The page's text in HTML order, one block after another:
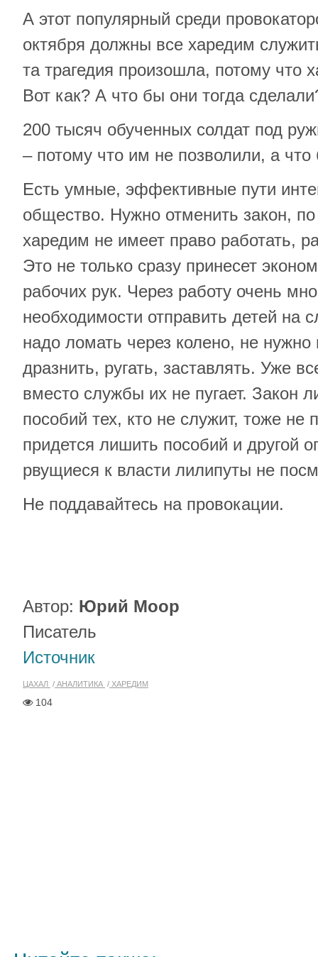
А этот популярный среди
октября должны все харедим
та трагедия произошла, потому что
Вот как? А что бы они тогда
200 тысяч обученных солдат под
– потому что им не позволили, а
Есть умные, эффективные пути
общество. Нужно отменить закон,
харедим не имеет право работать,
Это не только сразу принесет
рабочих рук. Через работу очень
необходимости отправить детей на
надо ломать через колено, не нужно
дразнить, ругать, заставлять. Уже
вместо службы их не пугает. Закон
пособий тех, кто не служит, тоже не
придется лишить пособий и другой
рвущиеся к власти лилипуты не
Не поддавайтесь на провокации.
Автор: Юрий Моор
Писатель
Источник
ЦАХАЛ АНАЛИТИКА ХАРЕДИМ
104